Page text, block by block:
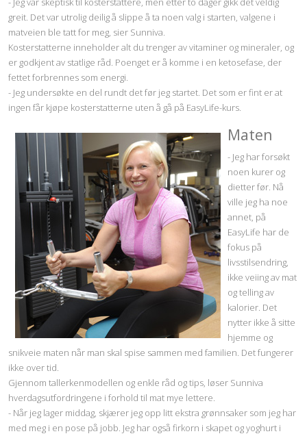
greit. Det var utrolig deilig å slippe å ta noen valg i starten, valgene i
matveien ble tatt for meg, sier Sunniva.
Kosterstatterne inneholder alt du trenger av vitaminer og mineraler, og
er godkjent av statlige råd. Poenget er å komme i en ketosefase, der
fettet forbrennes som energi.
- Jeg undersøkte en del rundt det før jeg startet. Det som er fint er at
ingen får kjøpe kosterstatterne uten å gå på EasyLife-kurs.
Maten
- Jeg har forsøkt
noen kurer og
dietter før. Nå
ville jeg ha noe
annet, på
EasyLife har de
fokus på
livsstilsendring,
ikke veiing av mat
og telling av
kalorier. Det
nytter ikke å sitte
hjemme og
snikveie maten når man skal spise sammen med familien. Det fungerer
ikke over tid.
Gjennom tallerkenmodellen og enkle råd og tips, løser Sunniva
hverdagsutfordringene i forhold til mat mye lettere.
- Når jeg lager middag, skjærer jeg opp litt ekstra grønnsaker som jeg har
med meg i en pose på jobb. Jeg har også firkorn i skapet og yoghurt i